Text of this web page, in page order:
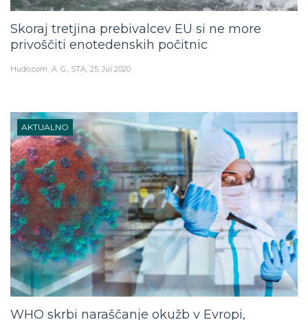
Skoraj tretjina prebivalcev EU si ne more
privoščiti enotedenskih počitnic
Hudo.com A. G., STA 25. Jul 2020
AKTUALNO
WHO skrbi naraščanje okužb v Evropi,